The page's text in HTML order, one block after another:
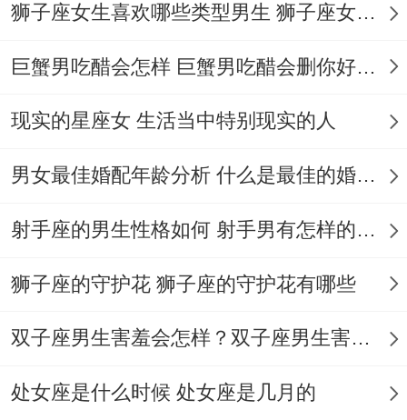
官杀合
婚姻宫
工作压力造成
忽视家庭
伴侣对事业
过度干涉
财星合
因金钱纠纷激
配偶价值观
印）相合 也许因自身过度依赖长辈意见，
让！发生伴侣感到被压制.除此之外；
区- 尽管部分观点认为婚姻宫被合必然指向
外遇 -但实际需综合判断: 主动型问题若婚姻
狮子座女生喜欢哪些类型男生 狮子座女生喜欢哪种男生
巨蟹男吃醋会怎样 巨蟹男吃醋会删你好友吗
现实的星座女 生活当中特别现实的人
男女最佳婚配年龄分析 什么是最佳的婚配年龄吗
射手座的男生性格如何 射手男有怎样的性格
狮子座的守护花 狮子座的守护花有哪些
双子座男生害羞会怎样？双子座男生害羞的表现 双子座男生害羞会怎么样
处女座是什么时候 处女座是几月的